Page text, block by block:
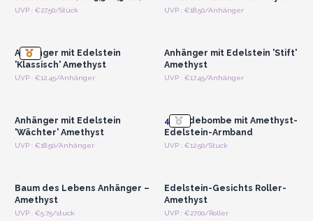
UVP : €27.50/Stück UVP : €18.50/Anhänger
Anmelden oder
Anhänger mit Edelstein
'Klassisch' Amethyst
UVP : €12.45/Anhänger
Anmelden oder
Anhänger mit Edelstein 'Stift'
Amethyst
UVP : €17.45/Anhänger
Anmelden oder
Anhänger mit Edelstein
'Wächter' Amethyst
UVP : €18.50/Anhänger
Anmelden oder
4x Badebombe mit Amethyst-
Edelstein-Armband
UVP : €12.50/Stuck
Anmelden oder
Baum des Lebens Anhänger –
Amethyst
UVP : €5.75/stuck
Anmelden oder
Edelstein-Gesichts Roller-
Amethyst
UVP : €27.00/Roller
Anmelden oder
Anmelden oder